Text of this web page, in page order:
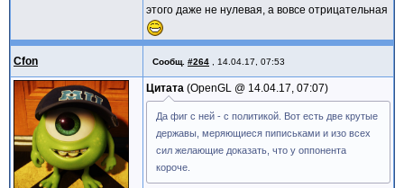
этого даже не нулевая, а вовсе отрицательная
Cfon Сообщ. #264 14.04.17, 07:53
Цитата OpenGL @ 14.04.17, 07:07
Да фиг с ней - с политикой. Вот есть две крутые
державы, меряющиеся пиписьками и изо всех
сил желающие доказать, что у оппонента
короче.